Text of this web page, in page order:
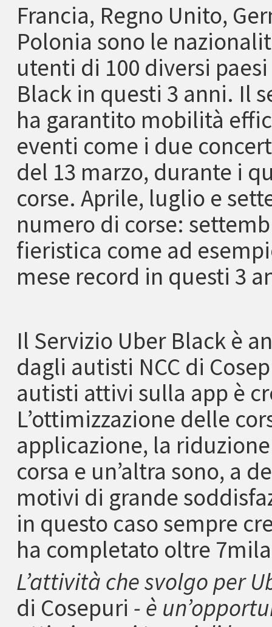
Francia, Regno Unito,
Polonia sono le
utenti di 100 diversi
Black in questi 3 anni. Il
ha garantito mobilità
eventi come i due
del 13 marzo, durante i
corse. Aprile, luglio e
numero di corse:
fieristica come ad
mese record in questi 3
Il Servizio Uber Black è
dagli autisti NCC di
autisti attivi sulla app è
L’ottimizzazione delle
applicazione, la
corsa e un’altra sono, a
motivi di grande
in questo caso sempre
ha completato oltre
L’attività che svolgo per
di Cosepuri - è